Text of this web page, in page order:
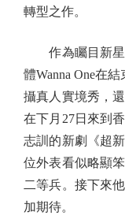
轉型之作。
作為矚目新星
體Wanna One在
攝真人實境秀，
在下月27日來到
志訓的新劇《超
位外表看似略顯
二等兵。接下來
加期待。